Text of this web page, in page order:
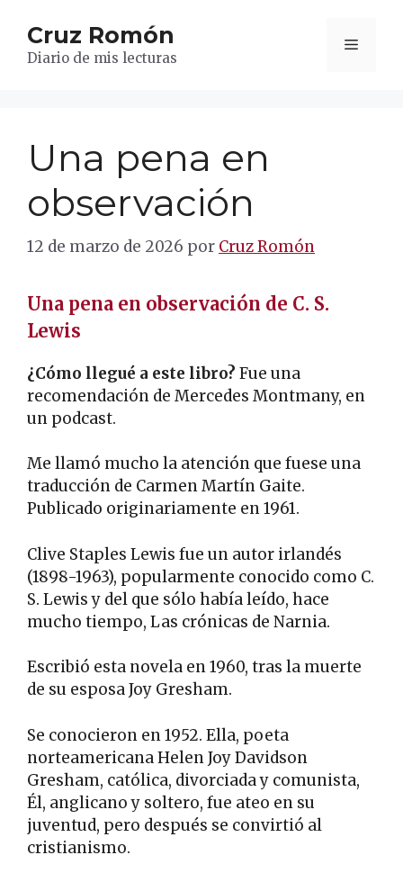
contenido
Cruz Romón
Diario de mis lecturas
Menú
Una pena en
observación
12 de marzo de 2026 por Cruz Romón
Una pena en observación de C. S.
Lewis
¿Cómo llegué a este libro? Fue una
recomendación de Mercedes Montmany, en
un podcast.
Me llamó mucho la atención que fuese una
traducción de Carmen Martín Gaite.
Publicado originariamente en 1961.
Clive Staples Lewis fue un autor irlandés
(1898-1963), popularmente conocido como C.
S. Lewis y del que sólo había leído, hace
mucho tiempo, Las crónicas de Narnia.
Escribió esta novela en 1960, tras la muerte
de su esposa Joy Gresham.
Se conocieron en 1952. Ella, poeta
norteamericana Helen Joy Davidson
Gresham, católica, divorciada y comunista,
Él, anglicano y soltero, fue ateo en su
juventud, pero después se convirtió al
cristianismo.